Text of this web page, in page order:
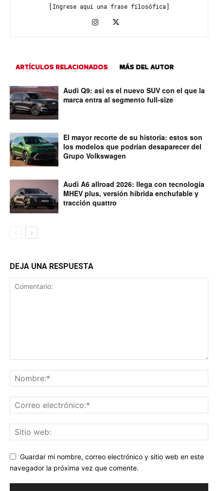
[Ingrese aquí una frase filosófica]
ARTÍCULOS RELACIONADOS MÁS DEL AUTOR
Audi Q9: así es el nuevo SUV con el que la
marca entra al segmento full-size
El mayor recorte de su historia: estos son
los modelos que podrían desaparecer del
Grupo Volkswagen
Audi A6 allroad 2026: llega con tecnología
MHEV plus, versión híbrida enchufable y
tracción quattro
DEJA UNA RESPUESTA
Guardar mi nombre, correo electrónico y sitio web en este
navegador la próxima vez que comente.